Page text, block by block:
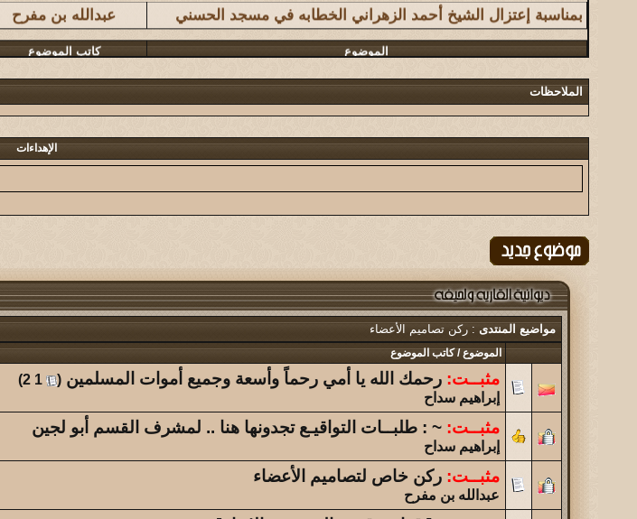
سلسلة فوائد أحببت من الجميع الاستفادة منها المشرقي
نبذه عن سوق اثنين بن حموض + صور افتتاحه... @دايم السيف@
الموضوع كاتب الموضوع
الموضوع كاتب الموضوع
(الحـُـــريه )
الموضوع كاتب الموضوع
تحليل شخصيات الاعضاء عبدالهادي الشهراني
الموضوع كاتب الموضوع
تحدي بين المشرفين والأعضاء... النـآدر
لحـيفـة أعز الأوطـان ... فلم قصير يفوق الوصف اهديكم اياه أبو مشعل اللحيفي
الموضوع كاتب الموضوع
نواجه أزمة فكرية
الملاحظات
الإهداءات
مواضيع المنتدى : ركن تصاميم الأعضاء
الموضوع/كاتب الموضوع
مثبــت: رحمك الله يا أمي رحماً وأسعة وجميع أموات المسلمين ‏
(
1
2
)
إبراهيم سداح
مثبــت: ~ : طلبــات التواقيـع تجدونها هنا .. لمشرف القسم أبو لجين
إبراهيم سداح
مثبــت: ركن خاص لتصاميم الأعضاء
عبدالله بن مفرح